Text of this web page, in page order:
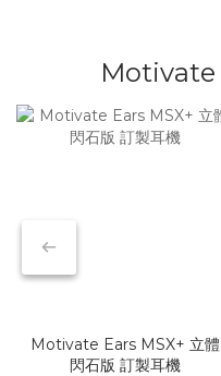
Motivate
Motivate Ears MSX+ 立體
閃石版 訂製耳機